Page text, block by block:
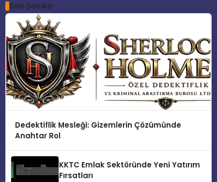
Son Dakika
Dedektiflik Mesleği: Gizemlerin Çözümünde
Anahtar Rol
KKTC Emlak Sektöründe Yeni Yatırım
Fırsatları